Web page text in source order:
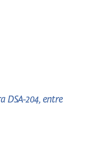
DSA-204, entre